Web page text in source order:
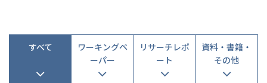
すべて
ワーキングペ
ーパー
リサーチレポ
ート
資料・書籍・
その他